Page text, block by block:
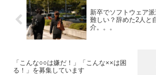
新卒でソフトウェア
難しい？辞めた2人と
介。。。
「こんな○○は嫌だ！」「こんな××は困
る！」を募集しています